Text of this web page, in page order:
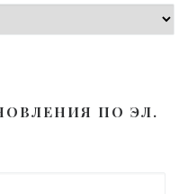
ПО ЭЛ.